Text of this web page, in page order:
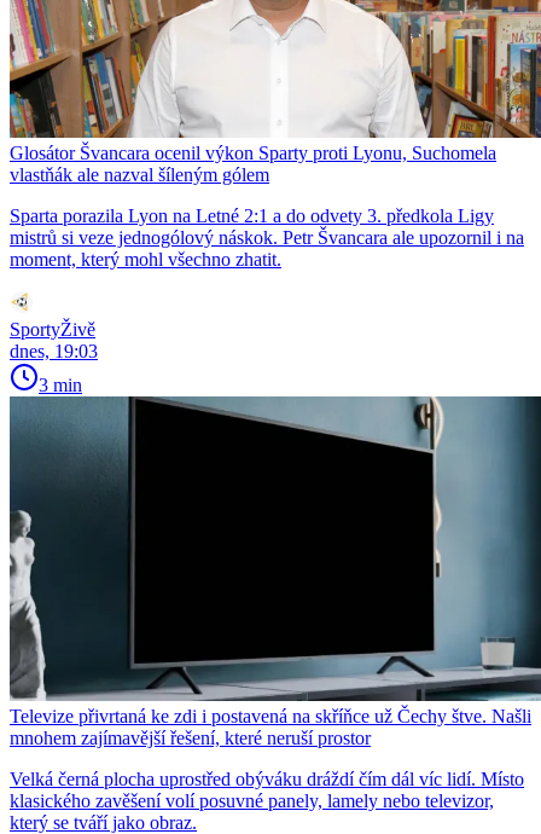
Glosátor Švancara ocenil výkon Sparty proti Lyonu, Suchomela
vlastňák ale nazval šíleným gólem
Sparta porazila Lyon na Letné 2:1 a do odvety 3. předkola Ligy
mistrů si veze jednogólový náskok. Petr Švancara ale upozornil i na
moment, který mohl všechno zhatit.
SportyŽivě
dnes, 19:03
3 min
Televize přivrtaná ke zdi i postavená na skříňce už Čechy štve. Našli
mnohem zajímavější řešení, které neruší prostor
Velká černá plocha uprostřed obýváku dráždí čím dál víc lidí. Místo
klasického zavěšení volí posuvné panely, lamely nebo televizor,
který se tváří jako obraz.